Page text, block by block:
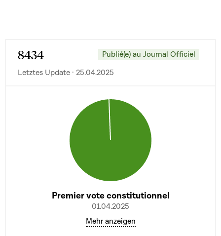
8434
Publié(e) au Journal Officiel
Letztes Update · 25.04.2025
Premier vote constitutionnel
01.04.2025
Mehr anzeigen